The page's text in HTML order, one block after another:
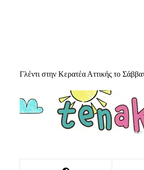
Γλέντι στην Κερατέα Αττικής το